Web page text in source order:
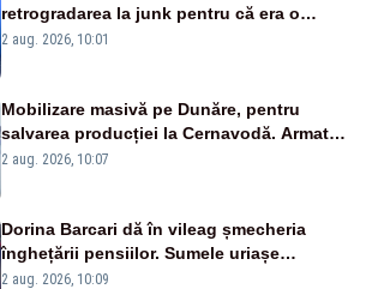
retrogradarea la junk pentru că era o
catastrofă pentru bănci și fondurile de
2 aug. 2026, 10:01
Mobilizare masivă pe Dunăre, pentru
salvarea producției la Cernavodă. Armata
va detona o stâncă și va devia apa
2 aug. 2026, 10:07
Dorina Barcari dă în vileag șmecheria
înghețării pensiilor. Sumele uriașe
pierdute de fiecare român
2 aug. 2026, 10:09